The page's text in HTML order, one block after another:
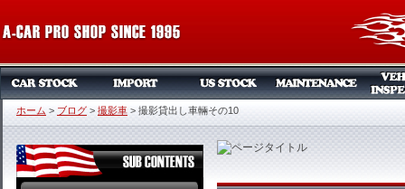
ホーム > ブログ > 撮影車 > 撮影貸出し車輛その10